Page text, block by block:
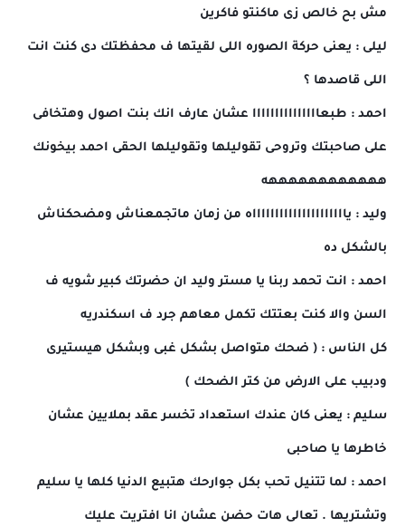
مش بح خالص زى ماكنتو فاكرين
ليلى : يعنى حركة الصوره اللى لقيتها ف محفظتك دى كنت انت
اللى قاصدها ؟
احمد : طبعااااااااااااااا عشان عارف انك بنت اصول وهتخافى
على صاحبتك وتروحى تقوليلها وتقوليلها الحقى احمد بيخونك
ههههههههههههه
وليد : ياااااااااااااااااااااه من زمان ماتجمعناش ومضحكناش
بالشكل ده
احمد : انت تحمد ربنا يا مستر وليد ان حضرتك كبير شويه ف
السن والا كنت بعتتك تكمل معاهم جرد ف اسكندريه
كل الناس : ( ضحك متواصل بشكل غبى وبشكل هيستيرى
ودبيب على الارض من كتر الضحك )
سليم : يعنى كان عندك استعداد تخسر عقد بملايين عشان
خاطرها يا صاحبى
احمد : لما تتنيل تحب بكل جوارحك هتبيع الدنيا كلها يا سليم
وتشتريها . تعالى هات حضن عشان انا افتريت عليك